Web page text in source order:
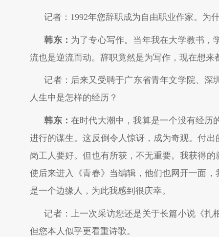
记者：1992年您辞职成为自由职业作家。为
韩东： 为了专心写作。当年我在大学教书，
流也是逆流而动。辞职竟然是为写作，现在想来
记者：后来又受聘于广东省青年文学院、
人生中是怎样的经历？
韩东： 在时代大潮中，我算是一个没有经历
进行的谋生。这反倒令人惊讶，成为奇观。付
岗工人要好。但也有所获，不无重要。我获得
使后来进入《青春》当编辑，他们也网开一面
是一个边缘人，为此我感到很庆幸。
记者：上一次采访您还是关于长篇小说《扎
但您本人似乎更看重诗歌。